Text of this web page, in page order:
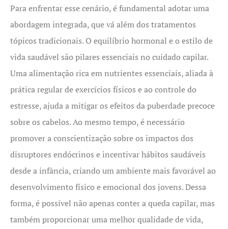
Para enfrentar esse cenário, é fundamental adotar uma
abordagem integrada, que vá além dos tratamentos
tópicos tradicionais. O equilíbrio hormonal e o estilo de
vida saudável são pilares essenciais no cuidado capilar.
Uma alimentação rica em nutrientes essenciais, aliada à
prática regular de exercícios físicos e ao controle do
estresse, ajuda a mitigar os efeitos da puberdade precoce
sobre os cabelos. Ao mesmo tempo, é necessário
promover a conscientização sobre os impactos dos
disruptores endócrinos e incentivar hábitos saudáveis
desde a infância, criando um ambiente mais favorável ao
desenvolvimento físico e emocional dos jovens. Dessa
forma, é possível não apenas conter a queda capilar, mas
também proporcionar uma melhor qualidade de vida,